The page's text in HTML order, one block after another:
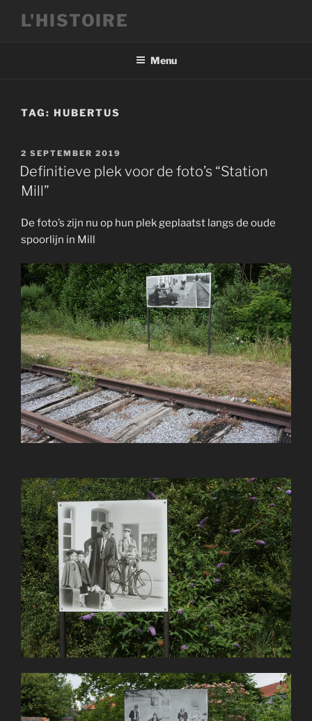
L'HISTOIRE
Menu
TAG: HUBERTUS
GEPLAATST
OP
2 SEPTEMBER 2019
Definitieve plek voor de foto’s “Station
Mill”
De foto’s zijn nu op hun plek geplaatst langs de oude
spoorlijn in Mill